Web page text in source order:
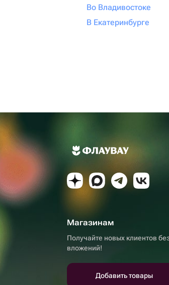
Во Владивостоке
В Екатеринбурге
Магазинам
Получайте новых клиентов
вложений!
Добавить товары